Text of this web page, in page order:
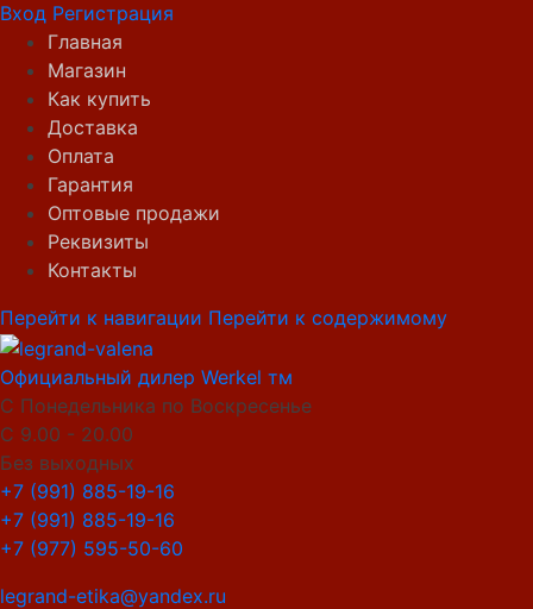
Вход Регистрация
Главная
Магазин
Как купить
Доставка
Оплата
Гарантия
Оптовые продажи
Реквизиты
Контакты
Перейти к навигации Перейти к содержимому
Официальный дилер Werkel тм
С Понедельника по Воскресенье
С 9.00 - 20.00
Без выходных
+7 (991) 885-19-16
+7 (991) 885-19-16
+7 (977) 595-50-60
legrand-etika@yandex.ru